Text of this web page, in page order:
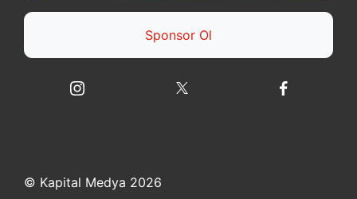
Sponsor Ol
© Kapital Medya 2026